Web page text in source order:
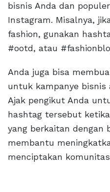
bisnis Anda dan
Instagram. Misalnya,
fashion, gunakan
#ootd, atau
Anda juga bisa
untuk kampanye
Ajak pengikut Anda
hashtag tersebut
yang berkaitan dengan
membantu
menciptakan